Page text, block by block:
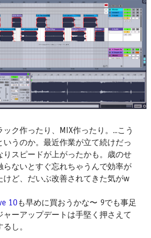
ク作ったり、MIX作ったり。...こう
いうのか。最近作業が立て続けだっ
りスピードが上がったかも。歳のせ
らないとすぐ忘れちゃうんで効率が
けど、だいぶ改善されてきた気がw
10 も早めに買おうかな〜 9でも事足
ャーアップデートは手堅く押さえて
し。